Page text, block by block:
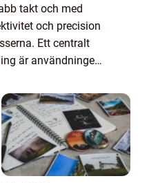
takt och med
och precision
Ett centralt
är användningen